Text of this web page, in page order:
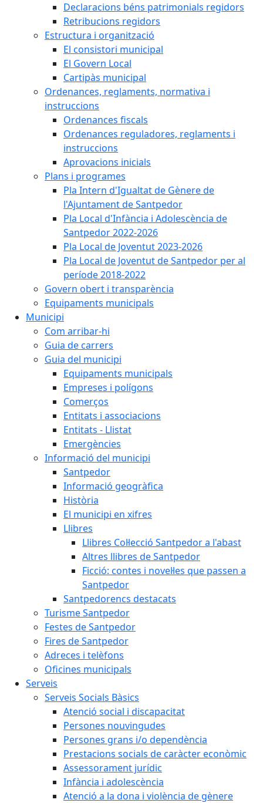
Declaracions béns patrimonials regidors
Retribucions regidors
Estructura i organització
El consistori municipal
El Govern Local
Cartipàs municipal
Ordenances, reglaments, normativa i
instruccions
Ordenances fiscals
Ordenances reguladores, reglaments i
instruccions
Aprovacions inicials
Plans i programes
Pla Intern d'Igualtat de Gènere de
l'Ajuntament de Santpedor
Pla Local d'Infància i Adolescència de
Santpedor 2022-2026
Pla Local de Joventut 2023-2026
Pla Local de Joventut de Santpedor per al
període 2018-2022
Govern obert i transparència
Equipaments municipals
Municipi
Com arribar-hi
Guia de carrers
Guia del municipi
Equipaments municipals
Empreses i polígons
Comerços
Entitats i associacions
Entitats - Llistat
Emergències
Informació del municipi
Santpedor
Informació geogràfica
Història
El municipi en xifres
Llibres
Llibres Col·lecció Santpedor a l'abast
Altres llibres de Santpedor
Ficció: contes i novel·les que passen a
Santpedor
Santpedorencs destacats
Turisme Santpedor
Festes de Santpedor
Fires de Santpedor
Adreces i telèfons
Oficines municipals
Serveis
Serveis Socials Bàsics
Atenció social i discapacitat
Persones nouvingudes
Persones grans i/o dependència
Prestacions socials de caràcter econòmic
Assessorament jurídic
Infància i adolescència
Atenció a la dona i violència de gènere